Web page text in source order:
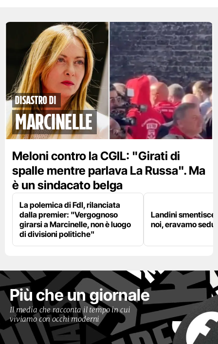
disastro di
marcinelle
Meloni contro la CGIL: "Girati di
spalle mentre parlava La Russa". Ma
è un sindacato belga
La polemica di FdI, rilanciata
dalla premier: "Vergognoso
girarsi a Marcinelle, non è luogo
di divisioni politiche"
Landini
noi, eravamo
Più che un giornale
Il media che racconta il tempo in cui
viviamo con occhi moderni